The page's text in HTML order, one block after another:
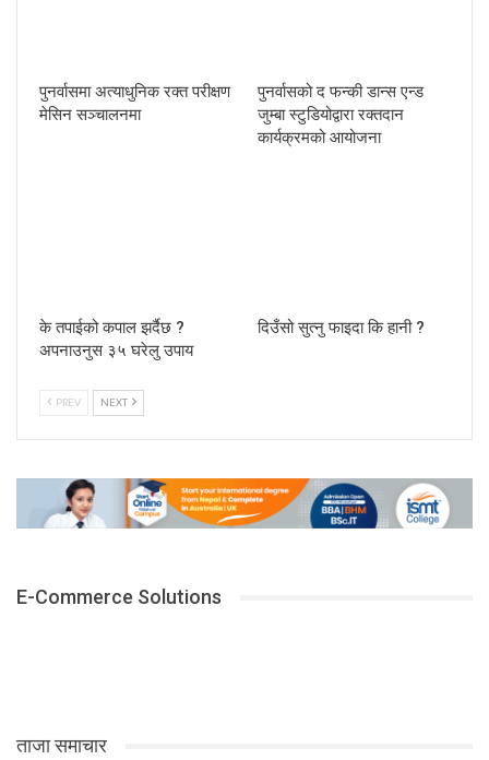
पुनर्वासमा अत्याधुनिक रक्त परीक्षण
मेसिन सञ्चालनमा
पुनर्वासको द फन्की डान्स एन्ड
जुम्बा स्टुडियोद्वारा रक्तदान
कार्यक्रमको आयोजना
के तपाईको कपाल झर्दैछ ?
अपनाउनुस ३५ घरेलु उपाय
दिउँसो सुत्नु फाइदा कि हानी ?
PREV NEXT
E-Commerce Solutions
ताजा समाचार